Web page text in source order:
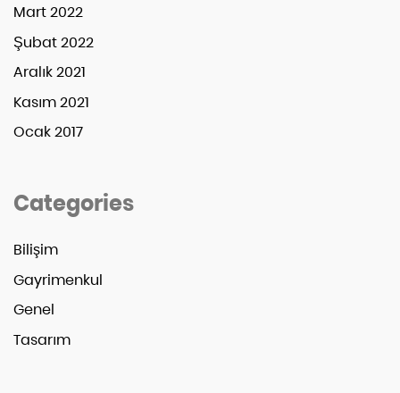
Mart 2022
Şubat 2022
Aralık 2021
Kasım 2021
Ocak 2017
Categories
Bilişim
Gayrimenkul
Genel
Tasarım